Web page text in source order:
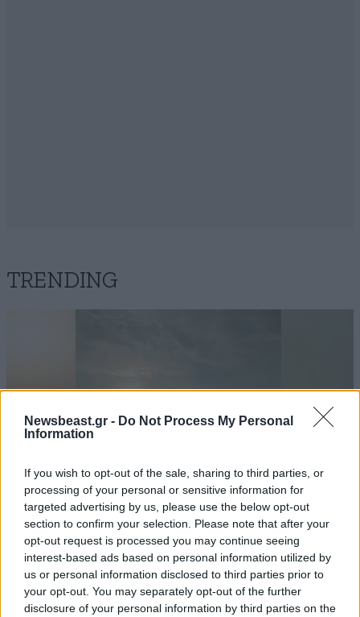
Newsbeast.gr - Do Not Process My Personal
Information
If you wish to opt-out of the sale, sharing to third parties, or
processing of your personal or sensitive information for
targeted advertising by us, please use the below opt-out
section to confirm your selection. Please note that after your
opt-out request is processed you may continue seeing
interest-based ads based on personal information utilized by
us or personal information disclosed to third parties prior to
your opt-out. You may separately opt-out of the further
disclosure of your personal information by third parties on the
TRENDING
ΕΛΛΑΔΑ07·08·2026 11:26
Βίντεο-ντοκουμέντο από το θανατηφόρο
τροχαίο στις Σέρρες: Η στιγμή που το ΙΧ μπαίνει
στο αντίθετο ρεύμα – Ακαριαία πέθαναν γιος